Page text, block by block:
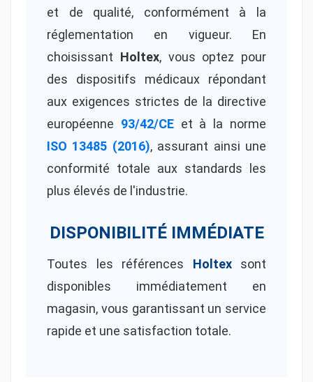
et de qualité, conformément à la
réglementation en vigueur. En
choisissant Holtex, vous optez pour
des dispositifs médicaux répondant
aux exigences strictes de la directive
européenne 93/42/CEet à la norme
ISO 13485 (2016), assurant ainsi une
conformité totale aux standards les
plus élevés de l'industrie.
DISPONIBILITÉ IMMÉDIATE
Toutes les références Holtexsont
disponibles immédiatement en
magasin, vous garantissant un service
rapide et une satisfaction totale.